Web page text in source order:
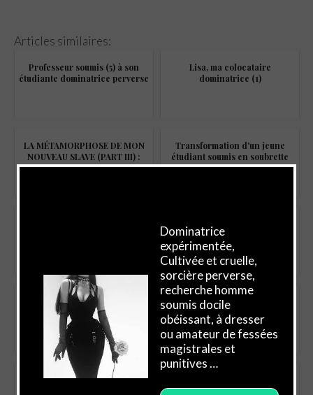
Articles similaires:
Professeur soumis (5) à son
étudiante dominatrice perverse
Lisa, ma colocataire
dominatrice (1)
LA MÉTAMORPHOSE DE MON
NOUVEAU SLAVE (PART III) :
BERNARD,Soumis sex toy
Transformation d'un jeune
étudiant soumis en soubrette
PRINCESSE DOMINATRICE
Fétichiste des jolis pieds de ma
collègue (1)
Ma sainte voisine, ma future
Maîtresse dominatrice? (3)
De mari macho à soumis à mon
Maîtresse domina
Dominatrice
expérimentée,
Cultivée et cruelle,
sorcière perverse,
recherche homme
soumis docile
obéissant, à dresser
ou amateur de fessées
magistrales et
punitives …